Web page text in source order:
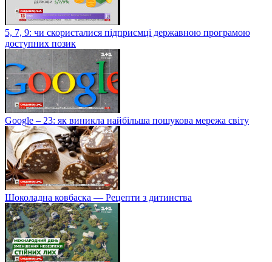
5, 7, 9: чи скористалися підприємці державною програмою
доступних позик
Google – 23: як виникла найбільша пошукова мережа світу
Шоколадна ковбаска — Рецепти з дитинства